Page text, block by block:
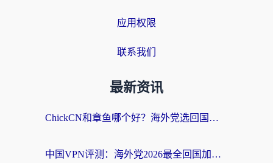
应用权限
联系我们
最新资讯
ChickCN和章鱼哪个好？海外党选回国加速器的3个关键维度 + 实用避坑指南
中国VPN评测：海外党2026最全回国加速器选择指南，告别地区限制不踩坑